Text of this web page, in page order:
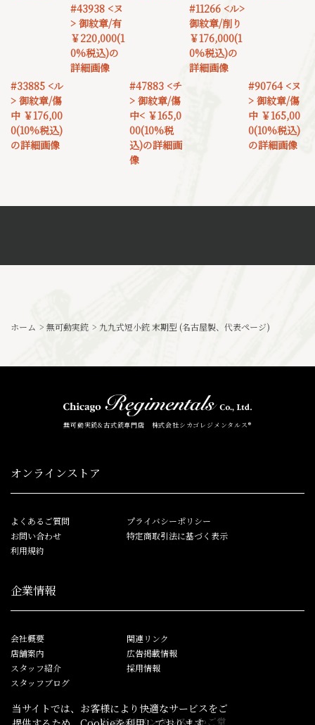
#43938 <ヌ
> 御紋章/有
￥220,000(1
0%税込)の
詳細画像
#11266 <ル>
御紋章/削り
￥176,000(1
0%税込)の
詳細画像
#33885 <ル
> 御紋章/傷
中 ￥176,00
0(10%税込)
の詳細画像
#47883 <チ
> 御紋章/傷
中< ￥165,0
00(10%税
込)の詳細画
像
#90764 <ヌ
> 御紋章/傷
中 ￥165,00
0(10%税込)
の詳細画像
ホーム > 無可動実銃 > 九九式短小銃 末期型 (名古屋製、代表ページ)
無可動実銃&古式銃専門店 株式会社シカゴレジメンタルス®
オンラインストア
よくあるご質問
お問い合わせ
利用規約
プライバシーポリシー
特定商取引法に基づく表示
企業情報
会社概要
店舗案内
スタッフ紹介
スタッフブログ
関連リンク
広告掲載情報
採用情報
シカゴレジメンタルスしかご堂
当サイトでは、お客様により快適なサービスをご